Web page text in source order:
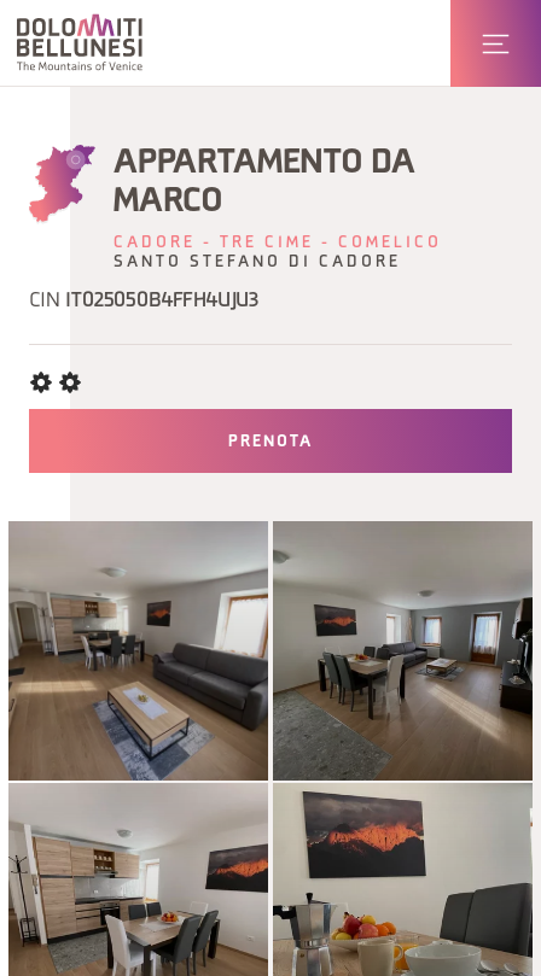
APPARTAMENTO DA
MARCO
CADORE - TRE CIME - COMELICO
SANTO STEFANO DI CADORE
CIN IT025050B4FFH4UJU3
PRENOTA